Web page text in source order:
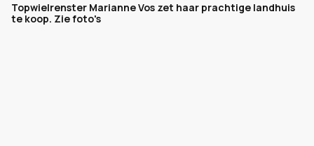
Topwielrenster Marianne Vos zet haar prachtige landhuis
te koop. Zie foto's